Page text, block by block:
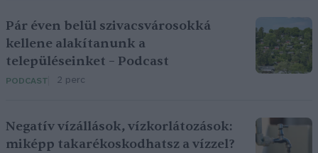
Pár éven belül szivacsvárosokká
kellene alakítanunk a
településeinket – Podcast
PODCAST 2 perc
Negatív vízállások, vízkorlátozások:
miképp takarékoskodhatsz a vízzel?